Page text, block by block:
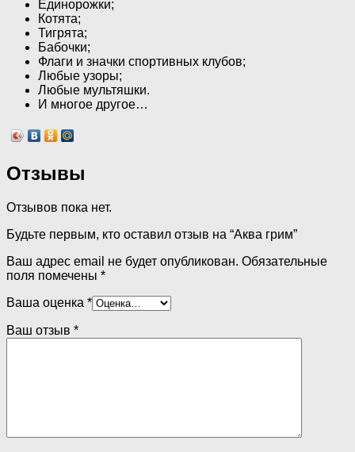
Единорожки;
Котята;
Тигрята;
Бабочки;
Флаги и значки спортивных клубов;
Любые узоры;
Любые мультяшки.
И многое другое…
Отзывы
Отзывов пока нет.
Будьте первым, кто оставил отзыв на “Аква грим”
Ваш адрес email не будет опубликован. Обязательные
поля помечены *
Ваша оценка *
Ваш отзыв *